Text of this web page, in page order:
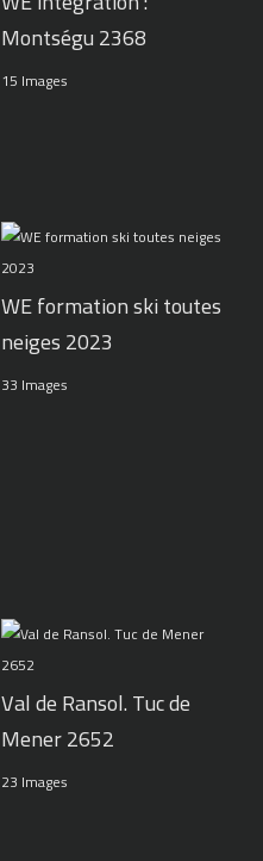
Montségu 2368
15 Images
WE formation ski toutes
neiges 2023
33 Images
Val de Ransol. Tuc de
Mener 2652
23 Images